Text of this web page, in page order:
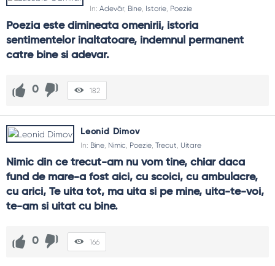
In: Adevăr, Bine, Istorie, Poezie
Poezia este dimineata omenirii, istoria
sentimentelor inaltatoare, indemnul permanent
catre bine si adevar.
0 182
Leonid Dimov
In: Bine, Nimic, Poezie, Trecut, Uitare
Nimic din ce trecut-am nu vom tine, chiar daca
fund de mare-a fost aici, cu scoici, cu ambulacre,
cu arici, Te uita tot, ma uita si pe mine, uita-te-voi,
te-am si uitat cu bine.
0 166